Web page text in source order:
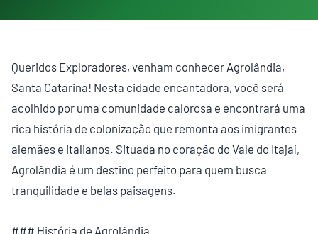
Queridos Exploradores, venham conhecer Agrolândia,
Santa Catarina! Nesta cidade encantadora, você será
acolhido por uma comunidade calorosa e encontrará uma
rica história de colonização que remonta aos imigrantes
alemães e italianos. Situada no coração do Vale do Itajaí,
Agrolândia é um destino perfeito para quem busca
tranquilidade e belas paisagens.
### História de Agrolândia